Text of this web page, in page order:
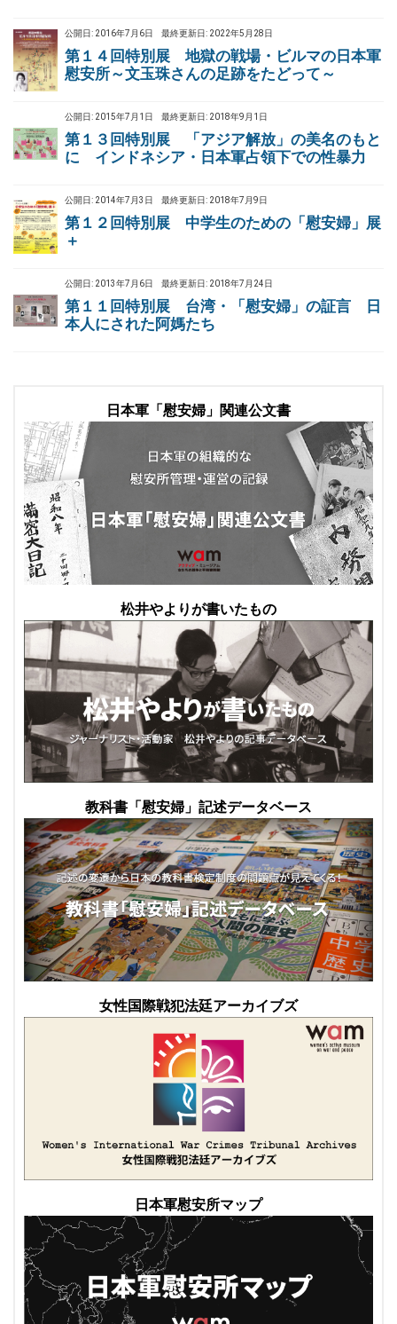
公開日: 2016年7月6日 最終更新日: 2022年5月28日
第１４回特別展 地獄の戦場・ビルマの日本軍
慰安所～文玉珠さんの足跡をたどって～
公開日: 2015年7月1日 最終更新日: 2018年9月1日
第１３回特別展 「アジア解放」の美名のもと
に インドネシア・日本軍占領下での性暴力
公開日: 2014年7月3日 最終更新日: 2018年7月9日
第１２回特別展 中学生のための「慰安婦」展
＋
公開日: 2013年7月6日 最終更新日: 2018年7月24日
第１１回特別展 台湾・「慰安婦」の証言 日
本人にされた阿媽たち
日本軍「慰安婦」関連公文書
松井やよりが書いたもの
教科書「慰安婦」記述データベース
女性国際戦犯法廷アーカイブズ
日本軍慰安所マップ